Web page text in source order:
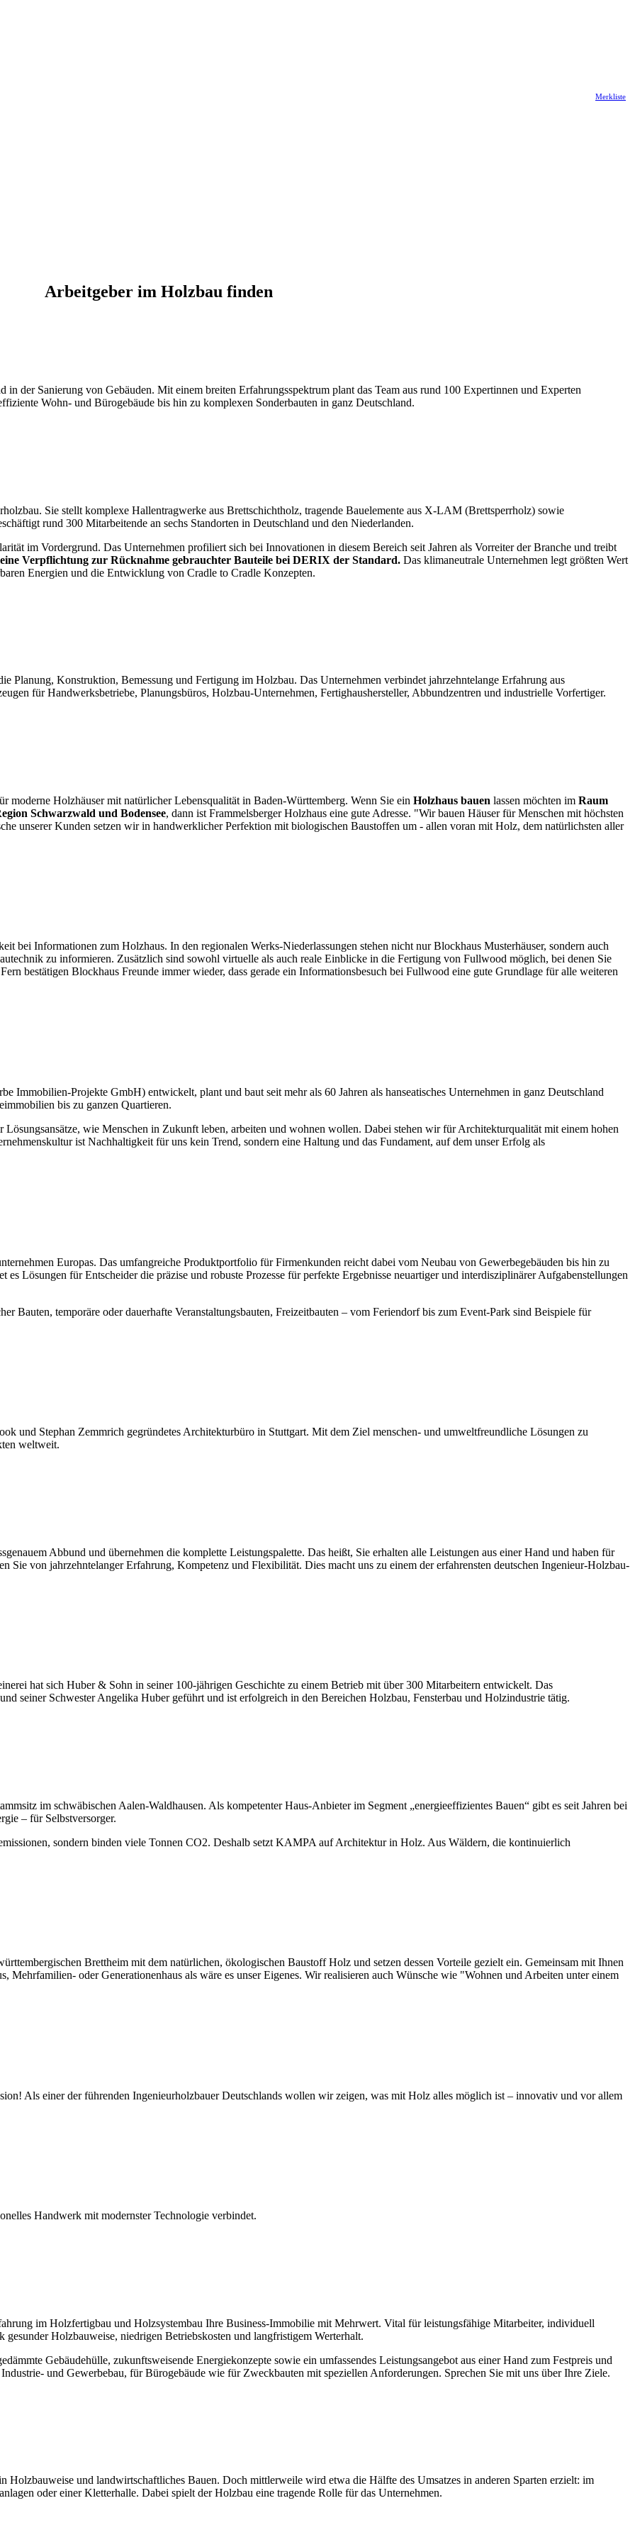
Merkliste
Arbeitgeber im Holzbau finden
der Sanierung von Gebäuden. Mit einem breiten Erfahrungsspektrum plant das Team aus rund 100 Expertinnen und Experten
Wohn- und Bürogebäude bis hin zu komplexen Sonderbauten in ganz Deutschland.
Sie stellt komplexe Hallentragwerke aus Brettschichtholz, tragende Bauelemente aus X-LAM (Brettsperrholz) sowie
rund 300 Mitarbeitende an sechs Standorten in Deutschland und den Niederlanden.
im Vordergrund. Das Unternehmen profiliert sich bei Innovationen in diesem Bereich seit Jahren als Vorreiter der Branche und treibt
Verpflichtung zur Rücknahme gebrauchter Bauteile bei DERIX der Standard. Das klimaneutrale Unternehmen legt größten Wert
Energien und die Entwicklung von Cradle to Cradle Konzepten.
Planung, Konstruktion, Bemessung und Fertigung im Holzbau. Das Unternehmen verbindet jahrzehntelange Erfahrung aus
für Handwerksbetriebe, Planungsbüros, Holzbau-Unternehmen, Fertighaushersteller, Abbundzentren und industrielle Vorfertiger.
moderne Holzhäuser mit natürlicher Lebensqualität in Baden-Württemberg. Wenn Sie ein Holzhaus bauen lassen möchten im Raum
Schwarzwald und Bodensee, dann ist Frammelsberger Holzhaus eine gute Adresse. "Wir bauen Häuser für Menschen mit höchsten
unserer Kunden setzen wir in handwerklicher Perfektion mit biologischen Baustoffen um - allen voran mit Holz, dem natürlichsten aller
bei Informationen zum Holzhaus. In den regionalen Werks-Niederlassungen stehen nicht nur Blockhaus Musterhäuser, sondern auch
zu informieren. Zusätzlich sind sowohl virtuelle als auch reale Einblicke in die Fertigung von Fullwood möglich, bei denen Sie
bestätigen Blockhaus Freunde immer wieder, dass gerade ein Informationsbesuch bei Fullwood eine gute Grundlage für alle weiteren
Projekte GmbH) entwickelt, plant und baut seit mehr als 60 Jahren als hanseatisches Unternehmen in ganz Deutschland
bis zu ganzen Quartieren.
wie Menschen in Zukunft leben, arbeiten und wohnen wollen. Dabei stehen wir für Architekturqualität mit einem hohen
ist Nachhaltigkeit für uns kein Trend, sondern eine Haltung und das Fundament, auf dem unser Erfolg als
Europas. Das umfangreiche Produktportfolio für Firmenkunden reicht dabei vom Neubau von Gewerbegebäuden bis hin zu
Lösungen für Entscheider die präzise und robuste Prozesse für perfekte Ergebnisse neuartiger und interdisziplinärer Aufgabenstellungen
Bauten, temporäre oder dauerhafte Veranstaltungsbauten, Freizeitbauten – vom Feriendorf bis zum Event-Park sind Beispiele für
und Stephan Zemmrich gegründetes Architekturbüro in Stuttgart. Mit dem Ziel menschen- und umweltfreundliche Lösungen zu
weltweit.
Abbund und übernehmen die komplette Leistungspalette. Das heißt, Sie erhalten alle Leistungen aus einer Hand und haben für
Sie von jahrzehntelanger Erfahrung, Kompetenz und Flexibilität. Dies macht uns zu einem der erfahrensten deutschen Ingenieur-Holzbau-
hat sich Huber & Sohn in seiner 100-jährigen Geschichte zu einem Betrieb mit über 300 Mitarbeitern entwickelt. Das
seiner Schwester Angelika Huber geführt und ist erfolgreich in den Bereichen Holzbau, Fensterbau und Holzindustrie tätig.
im schwäbischen Aalen-Waldhausen. Als kompetenter Haus-Anbieter im Segment „energieeffizientes Bauen“ gibt es seit Jahren bei
– für Selbstversorger.
sondern binden viele Tonnen CO2. Deshalb setzt KAMPA auf Architektur in Holz. Aus Wäldern, die kontinuierlich
Brettheim mit dem natürlichen, ökologischen Baustoff Holz und setzen dessen Vorteile gezielt ein. Gemeinsam mit Ihnen
oder Generationenhaus als wäre es unser Eigenes. Wir realisieren auch Wünsche wie "Wohnen und Arbeiten unter einem
Als einer der führenden Ingenieurholzbauer Deutschlands wollen wir zeigen, was mit Holz alles möglich ist – innovativ und vor allem
Handwerk mit modernster Technologie verbindet.
im Holzfertigbau und Holzsystembau Ihre Business-Immobilie mit Mehrwert. Vital für leistungsfähige Mitarbeiter, individuell
Holzbauweise, niedrigen Betriebskosten und langfristigem Werterhalt.
Gebäudehülle, zukunftsweisende Energiekonzepte sowie ein umfassendes Leistungsangebot aus einer Hand zum Festpreis und
und Gewerbebau, für Bürogebäude wie für Zweckbauten mit speziellen Anforderungen. Sprechen Sie mit uns über Ihre Ziele.
und landwirtschaftliches Bauen. Doch mittlerweile wird etwa die Hälfte des Umsatzes in anderen Sparten erzielt: im
oder einer Kletterhalle. Dabei spielt der Holzbau eine tragende Rolle für das Unternehmen.